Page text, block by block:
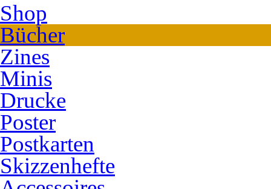
Shop
Bücher
Zines
Minis
Drucke
Poster
Postkarten
Skizzenhefte